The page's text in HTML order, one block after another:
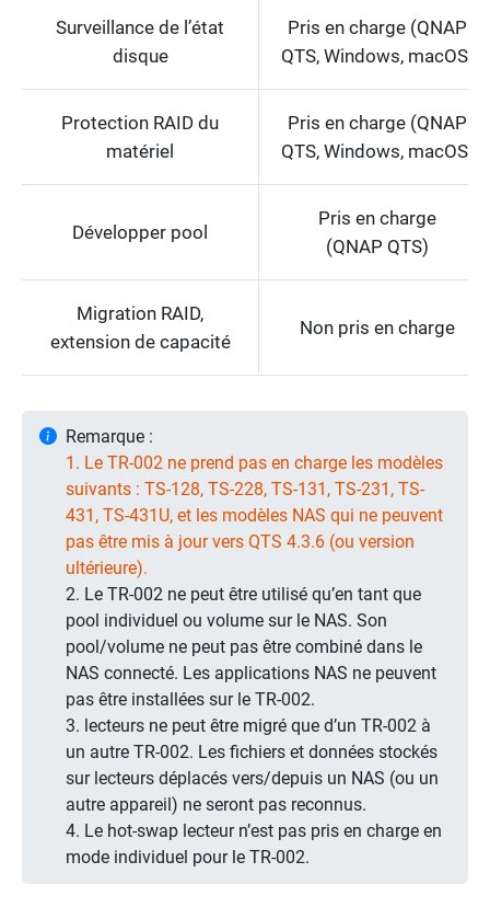
Surveillance de l’état
disque
Pris en charge (QNAP
QTS, Windows, macOS)
Protection RAID du
matériel
Pris en charge (QNAP
QTS, Windows, macOS)
Développer pool
Pris en charge
(QNAP QTS)
Migration RAID,
extension de capacité
Non pris en charge
Remarque :
1. Le TR-002 ne prend pas en charge les modèles
suivants : TS-128, TS-228, TS-131, TS-231, TS-
431, TS-431U, et les modèles NAS qui ne peuvent
pas être mis à jour vers QTS 4.3.6 (ou version
ultérieure).
2. Le TR-002 ne peut être utilisé qu’en tant que
pool individuel ou volume sur le NAS. Son
pool/volume ne peut pas être combiné dans le
NAS connecté. Les applications NAS ne peuvent
pas être installées sur le TR-002.
3. lecteurs ne peut être migré que d’un TR-002 à
un autre TR-002. Les fichiers et données stockés
sur lecteurs déplacés vers/depuis un NAS (ou un
autre appareil) ne seront pas reconnus.
4. Le hot-swap lecteur n’est pas pris en charge en
mode individuel pour le TR-002.